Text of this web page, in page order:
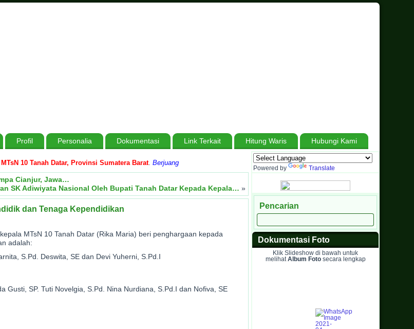
Profil Personalia Dokumentasi Link Terkait Hitung Waris Hubungi Kami
10 Tanah Datar, Provinsi Sumatera Barat.Berjuang Tiada Henti, Bersabar Tanpa Batas, Menuju Madrasah Hebat Bermartabat
Cianjur, Jawa…
SK Adiwiyata Nasional Oleh Bupati Tanah Datar Kepada Kepala… »
dan Tenaga Kependidikan
MTsN 10 Tanah Datar (Rika Maria) beri penghargaan kepada
adalah:
S.Pd. Deswita, SE dan Devi Yuherni, S.Pd.I
Gusti, SP. Tuti Novelgia, S.Pd. Nina Nurdiana, S.Pd.I dan Nofiva, SE
Powered by Translate
Pencarian
Dokumentasi Foto
Klik Slideshow di bawah untuk
melihatAlbum Fotosecara lengkap